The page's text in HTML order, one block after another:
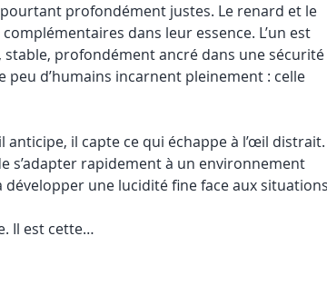
profondément justes. Le renard et le
dans leur essence. L’un est
profondément ancré dans une sécurité
d’humains incarnent pleinement : celle
il capte ce qui échappe à l’œil distrait.
s’adapter rapidement à un environnement
une lucidité fine face aux
Il est cette…